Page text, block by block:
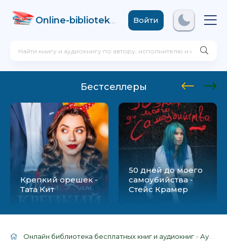
Online-biblioteka .comВойти
Бестселлеры
Крепкий орешек -
Тата Кит
50 дней до моего
самоубийства -
Стейс Крамер
Онлайн библиотека бесплатных книг и аудиокниг »Аудиокниги